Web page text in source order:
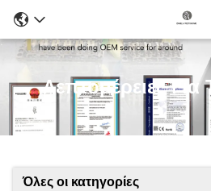
Λεπτομέρειες
Όλες οι κατηγορίες